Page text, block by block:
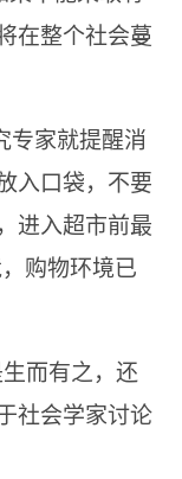
在整个社会蔓
专家就提醒消
入口袋，不要
进入超市前最
购物环境已
而有之，还
社会学家讨论